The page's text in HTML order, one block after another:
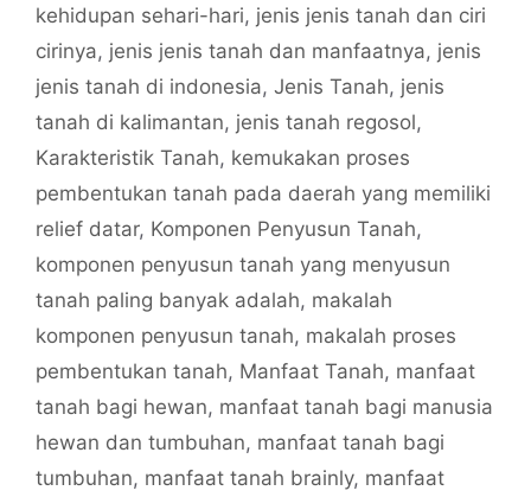
kehidupan sehari-hari, jenis jenis tanah dan ciri
cirinya, jenis jenis tanah dan manfaatnya, jenis
jenis tanah di indonesia, Jenis Tanah, jenis
tanah di kalimantan, jenis tanah regosol,
Karakteristik Tanah, kemukakan proses
pembentukan tanah pada daerah yang memiliki
relief datar, Komponen Penyusun Tanah,
komponen penyusun tanah yang menyusun
tanah paling banyak adalah, makalah
komponen penyusun tanah, makalah proses
pembentukan tanah, Manfaat Tanah, manfaat
tanah bagi hewan, manfaat tanah bagi manusia
hewan dan tumbuhan, manfaat tanah bagi
tumbuhan, manfaat tanah brainly, manfaat